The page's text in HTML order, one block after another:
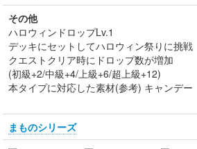
その他
ハロウィンドロップLv.1
デッキにセットしてハロウィン祭りに挑戦
クエストクリア時にドロップ数が増加
(初級+2/中級+4/上級+6/超上級+12)
本タイプに対応した素材(参考) キャンデー
まものシリーズ